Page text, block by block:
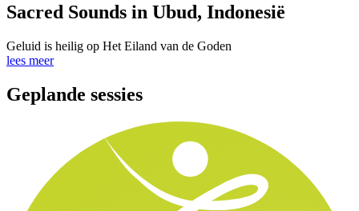
Sacred Sounds in Ubud, Indonesië
Geluid is heilig op Het Eiland van de Goden
lees meer
Geplande sessies